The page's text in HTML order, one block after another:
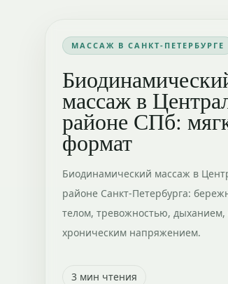
МАССАЖ В САНКТ-ПЕТЕРБУРГЕ
массаж в
районе СПб:
формат
Биодинамический массаж в
районе Санкт-Петербурга:
телом, тревожностью, дыханием,
хроническим напряжением.
3 мин чтения